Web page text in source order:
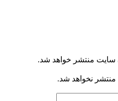
سایت منتشر خواهد شد.
منتشر نخواهد شد.